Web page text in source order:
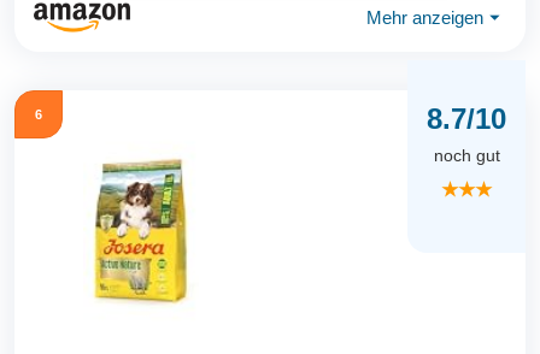
Mehr anzeigen ⏷
6 8.7/10
noch gut
★★★